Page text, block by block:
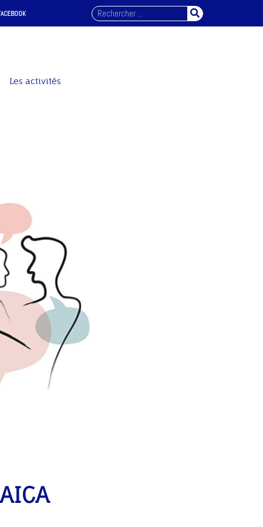
Les activités